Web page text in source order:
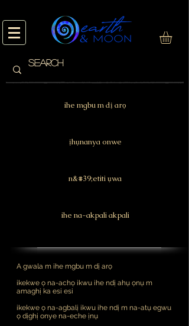
ihe mgbu m dị arọ
ịhụnanya onwe
n&#39;etiti ụwa
ihe na-akpali akpali
A gwala m ihe mgbu m dị arọ
ikekwe ọ na-achọ ikwu ihe ndị ahụ ọnụ m
amaghị ka esi esi
ikekwe ọ na-agbalị ikwu ihe ndị m na-atụ egwu
ọ dịghị onye na-eche ịnụ